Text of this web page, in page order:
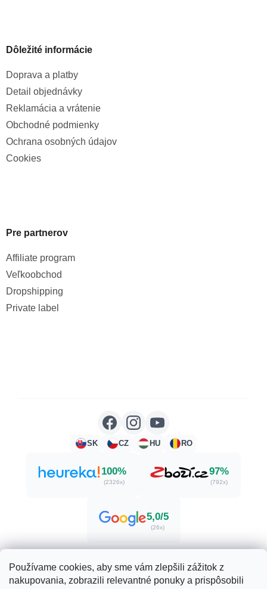
Používame cookies, aby sme vám zlepšili zážitok z
nakupovania, zobrazili relevantné ponuky a prispôsobili
Dôležité informácie
Doprava a platby
Detail objednávky
Reklamácia a vrátenie
Obchodné podmienky
Ochrana osobných údajov
Cookies
Pre partnerov
Affiliate program
Veľkoobchod
Dropshipping
Private label
SK CZ HU RO
100%
(2326x)
97%
(792x)
5,0/5
(26x)
Vytvoril Shoptet